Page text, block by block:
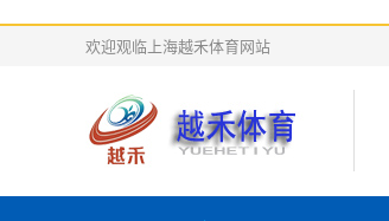
欢迎观临上海越禾体育网站